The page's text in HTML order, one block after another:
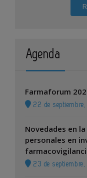
Agenda
Farmaforum
22 de
Novedades en
personales en
23 de